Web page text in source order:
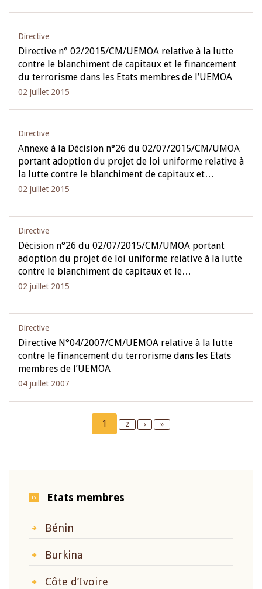
Directive
Directive n° 02/2015/CM/UEMOA relative à la lutte
contre le blanchiment de capitaux et le financement
du terrorisme dans les Etats membres de l’UEMOA
02 juillet 2015
Directive
Annexe à la Décision n°26 du 02/07/2015/CM/UMOA
portant adoption du projet de loi uniforme relative à
la lutte contre le blanchiment de capitaux et…
02 juillet 2015
Directive
Décision n°26 du 02/07/2015/CM/UMOA portant
adoption du projet de loi uniforme relative à la lutte
contre le blanchiment de capitaux et le…
02 juillet 2015
Directive
Directive N°04/2007/CM/UEMOA relative à la lutte
contre le financement du terrorisme dans les Etats
membres de l’UEMOA
04 juillet 2007
Current
page
1 Page
2
Next
›
Last
»
Etats membres
Bénin
Burkina
Côte d’Ivoire